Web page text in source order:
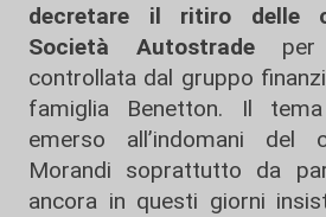
decretare il ritiro delle
Società Autostrade per
controllata dal gruppo
famiglia Benetton. Il
emerso all’indomani del
Morandi soprattutto da
ancora in questi giorni